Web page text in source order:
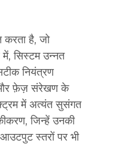
करता है, जो
सिस्टम उन्नत
नियंत्रण
और फ़ेज़ संरेखण के
में अत्यंत सुसंगत
जिन्हें उनकी
स्तरों पर भी